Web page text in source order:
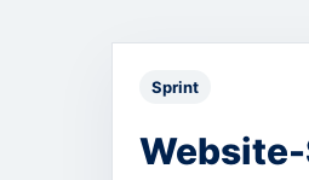
Sprint